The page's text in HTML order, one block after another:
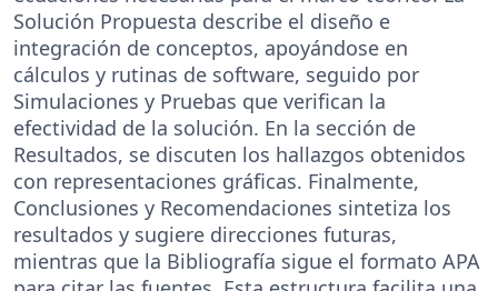
Solución Propuesta describe el diseño e
integración de conceptos, apoyándose en
cálculos y rutinas de software, seguido por
Simulaciones y Pruebas que verifican la
efectividad de la solución. En la sección de
Resultados, se discuten los hallazgos obtenidos
con representaciones gráficas. Finalmente,
Conclusiones y Recomendaciones sintetiza los
resultados y sugiere direcciones futuras,
mientras que la Bibliografía sigue el formato APA